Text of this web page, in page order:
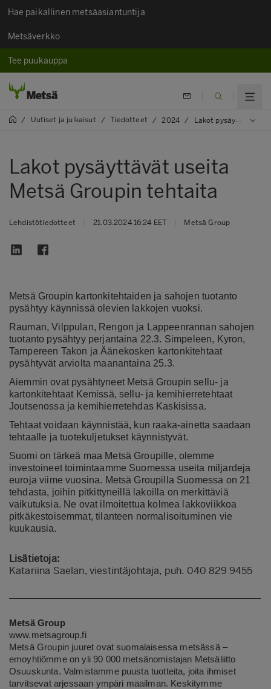
Hae paikallinen metsäasiantuntija
Metsäverkko
Tee puukauppa
/ Uutiset ja julkaisut / Tiedotteet / 2024 / Lakot pysäyttävät useita Metsä Groupin tehtaita
Lakot pysäyttävät useita
Metsä Groupin tehtaita
Lehdistötiedotteet 21.03.2024 16:24 EET Metsä Group
Metsä Groupin kartonkitehtaiden ja sahojen tuotanto
pysähtyy käynnissä olevien lakkojen vuoksi.
Rauman, Vilppulan, Rengon ja Lappeenrannan sahojen
tuotanto pysähtyy perjantaina 22.3. Simpeleen, Kyron,
Tampereen Takon ja Äänekosken kartonkitehtaat
pysähtyvät arviolta maanantaina 25.3.
Aiemmin ovat pysähtyneet Metsä Groupin sellu- ja
kartonkitehtaat Kemissä, sellu- ja kemihierretehtaat
Joutsenossa ja kemihierretehdas Kaskisissa.
Tehtaat voidaan käynnistää, kun raaka-ainetta saadaan
tehtaalle ja tuotekuljetukset käynnistyvät.
Suomi on tärkeä maa Metsä Groupille, olemme
investoineet toimintaamme Suomessa useita miljardeja
euroja viime vuosina. Metsä Groupilla Suomessa on 21
tehdasta, joihin pitkittyneillä lakoilla on merkittäviä
vaikutuksia. Ne ovat ilmoitettua kolmea lakkoviikkoa
pitkäkestoisemmat, tilanteen normalisoituminen vie
kuukausia.
Lisätietoja:
Katariina Saelan, viestintäjohtaja, puh. 040 829 9455
Metsä Group
www.metsagroup.fi
Metsä Groupin juuret ovat suomalaisessa metsässä –
emoyhtiömme on yli 90 000 metsänomistajan Metsäliitto
Osuuskunta. Valmistamme puusta tuotteita, joita ihmiset
tarvitsevat arjessaan ympäri maailman. Keskitymme